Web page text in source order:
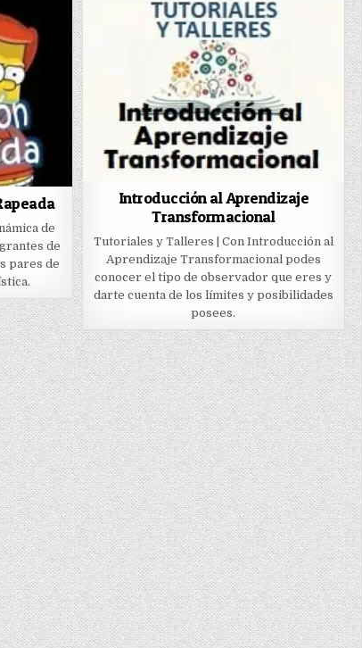
Introducción al Aprendizaje
Transformacional
Tutoriales y Talleres | Con Introducción al
Aprendizaje Transformacional podes
conocer el tipo de observador que eres y
darte cuenta de los límites y posibilidades
posees.
de
de
pares de